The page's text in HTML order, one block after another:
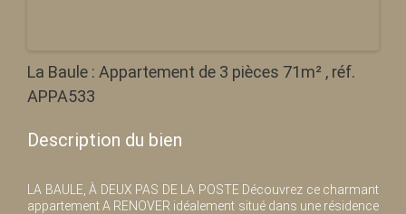
La Baule : Appartement de 3 pièces 71m² , réf.
APPA533
Description du bien
LA BAULE, À DEUX PAS DE LA POSTE Découvrez ce charmant
appartement A RENOVER idéalement situé dans une résidence